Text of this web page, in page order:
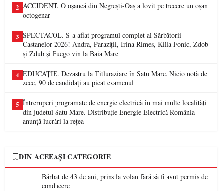
2 ACCIDENT. O oșancă din Negrești-Oaș a lovit pe trecere un oșan
octogenar
3 SPECTACOL. S-a aflat programul complet al Sărbătorii
Castanelor 2026! Andra, Paraziții, Irina Rimes, Killa Fonic, Zdob
și Zdub și Fuego vin la Baia Mare
4 EDUCAȚIE. Dezastru la Titluraziare în Satu Mare. Nicio notă de
zece, 90 de candidați au picat examenul
5 Întreruperi programate de energie electrică în mai multe localități
din județul Satu Mare. Distribuție Energie Electrică România
anunță lucrări la rețea
DIN ACEEAȘI CATEGORIE
Bărbat de 43 de ani, prins la volan fără să fi avut permis de
conducere